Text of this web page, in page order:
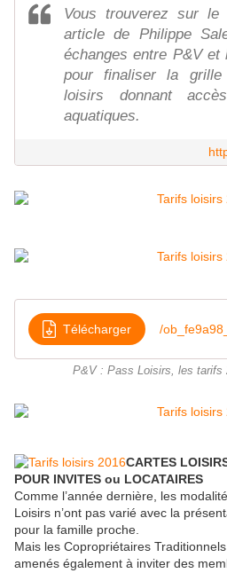
Vous trouverez sur
article de Philippe
échanges entre P&V et
pour finaliser la
loisirs donnant
aquatiques.
Télécharger
P&V : Pass Loisirs, les tarifs
CARTES
POUR INVITES ou LOCATAIRES
Comme l’année dernière, les
Loisirs n’ont pas varié avec la
pour la famille proche.
Mais les Copropriétaires
amenés également à inviter des